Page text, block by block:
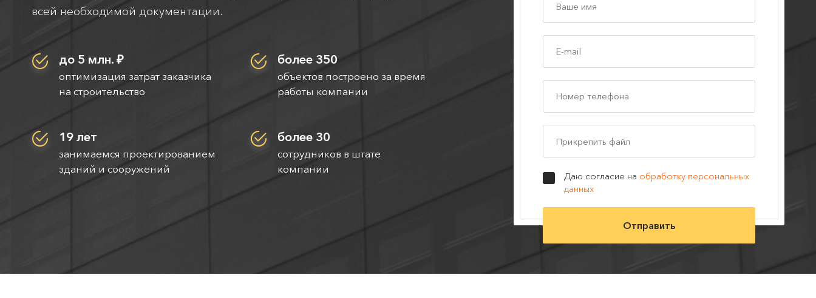
всей необходимой документации.
до 5 млн. ₽
оптимизация затрат заказчика
на строительство
более 350
объектов построено за время
работы компании
19 лет
занимаемся проектированием
зданий и сооружений
более 30
сотрудников в штате
компании
Прикрепить файл
Даю согласие на обработку персональных
данных